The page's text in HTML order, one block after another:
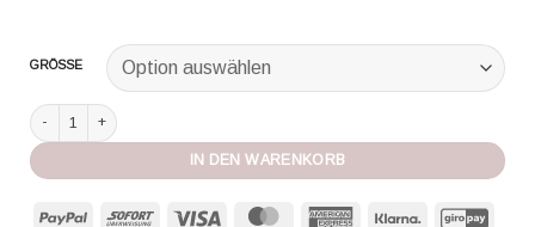
GRÖSSE
Agua Bendita Bikini batik Menge
IN DEN WARENKORB
PayPal Sofort MasterCard American
Klarna